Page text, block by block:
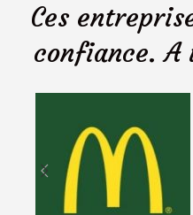
Ces
confiance.